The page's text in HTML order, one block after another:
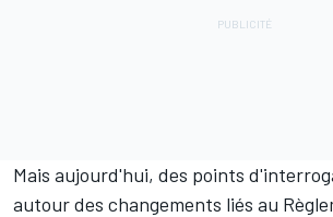
Mais aujourd'hui, des points
autour des changements liés au